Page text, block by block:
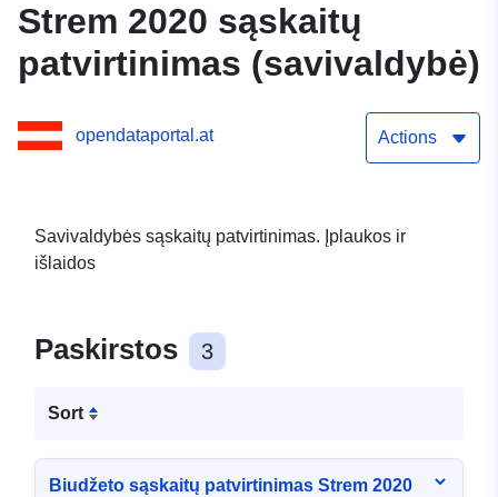
Strem 2020 sąskaitų
patvirtinimas (savivaldybė)
opendataportal.at Actions
Savivaldybės sąskaitų patvirtinimas. Įplaukos ir
išlaidos
Paskirstos 3
Sort
Biudžeto sąskaitų patvirtinimas Strem 2020